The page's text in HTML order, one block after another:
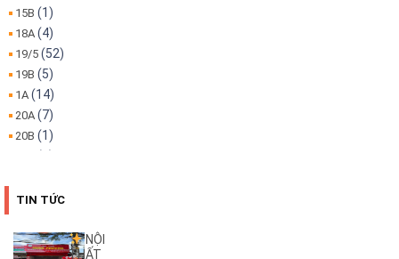
15B (1)
18A (4)
19/5 (52)
19B (5)
1A (14)
20A (7)
20B (1)
25B(4)
26B(1)
TIN TỨC
NỘI
THẤT